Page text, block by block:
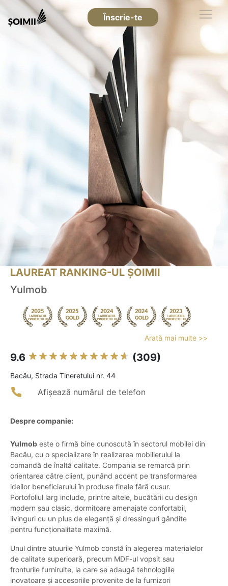
Înscrie-te
LAUREAT RANKING-UL ȘOIMII
Yulmob
Arată mai multe >>
9.6 (309)
Bacău, Strada Tineretului nr. 44
Afișează numărul de telefon
Despre companie:
Yulmob este o firmă bine cunoscută în sectorul mobilei din
Bacău, cu o specializare în realizarea mobilierului la
comandă de înaltă calitate. Compania se remarcă prin
orientarea către client, punând accent pe transformarea
ideilor beneficiarului în produse finale fără cusur.
Portofoliul larg include, printre altele, bucătării cu design
modern sau clasic, dormitoare amenajate confortabil,
livinguri cu un plus de eleganță și dressinguri gândite
pentru funcționalitate maximă.
Unul dintre atuurile Yulmob constă în alegerea materialelor
de calitate superioară, precum MDF-ul vopsit sau
fronturile furniruite, la care se adaugă tehnologiile
inovatoare și accesoriile provenite de la furnizori